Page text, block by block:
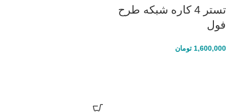
تستر 4 کاره شبکه طرح
فول
1,600,000 تومان